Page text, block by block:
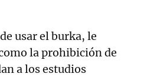
usar el burka, le
la prohibición de
a los estudios